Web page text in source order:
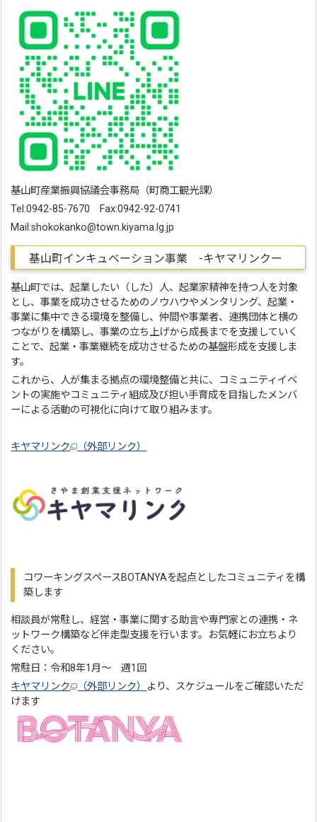
基山町産業振興協議会事務局（町商工観光課）
Tel:0942-85-7670 Fax:0942-92-0741
Mail:shokokanko@town.kiyama.lg.jp
基山町インキュベーション事業 -キヤマリンクー
基山町では、起業したい（した）人、起業家精神を持つ人を対象
とし、事業を成功させるためのノウハウやメンタリング、起業・
事業に集中できる環境を整備し、仲間や事業者、連携団体と横の
つながりを構築し、事業の立ち上げから成長までを支援していく
ことで、起業・事業継続を成功させるための基盤形成を支援しま
す。
これから、人が集まる拠点の環境整備と共に、コミュニティイベ
ントの実施やコミュニティ組成及び担い手育成を目指したメンバ
ーによる活動の可視化に向けて取り組みます。
キヤマリンク （外部リンク）
コワーキングスペースBOTANYAを起点としたコミュニティを構
築します
相談員が常駐し、経営・事業に関する助言や専門家との連携・ネ
ットワーク構築など伴走型支援を行います。お気軽にお立ちより
ください。
常駐日：令和8年1月～ 週1回
キヤマリンク
（外部リンク） より、スケジュールをご確認いただ
けます